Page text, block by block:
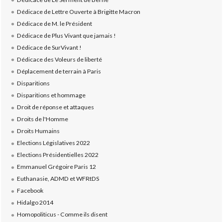
Dédicace de Lettre Ouverte à Brigitte Macron
Dédicace de M. le Président
Dédicace de Plus Vivant que jamais !
Dédicace de SurVivant !
Dédicace des Voleurs de liberté
Déplacement de terrain à Paris
Disparitions
Disparitions et hommage
Droit de réponse et attaques
Droits de l'Homme
Droits Humains
Elections Législatives 2022
Elections Présidentielles 2022
Emmanuel Grégoire Paris 12
Euthanasie, ADMD et WFRtDS
Facebook
Hidalgo 2014
Homopoliticus - Comme ils disent